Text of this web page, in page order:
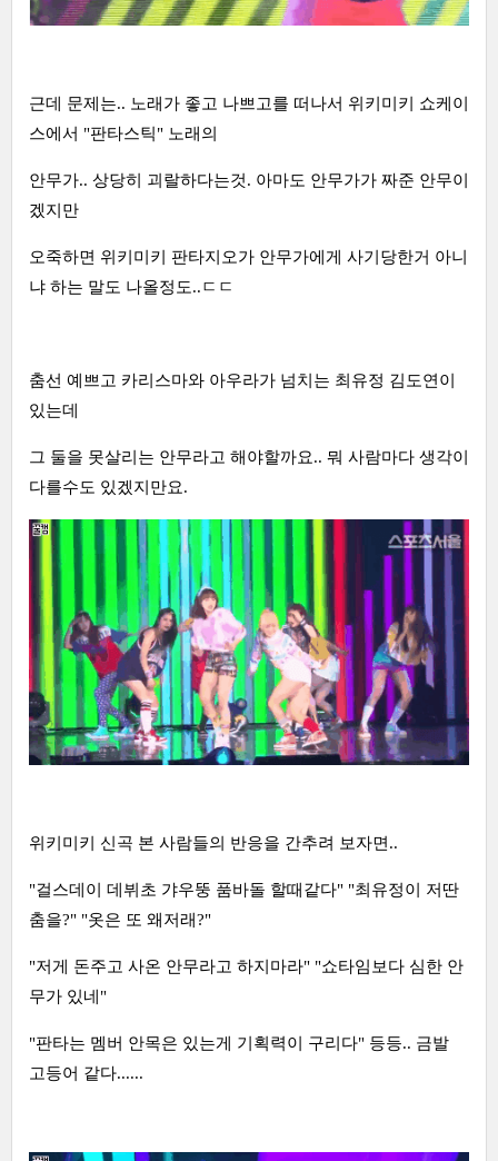
근데 문제는.. 노래가 좋고 나쁘고를 떠나서 위키미키 쇼케이
스에서 "판타스틱" 노래의
안무가.. 상당히 괴랄하다는것. 아마도 안무가가 짜준 안무이
겠지만
오죽하면 위키미키 판타지오가 안무가에게 사기당한거 아니
냐 하는 말도 나올정도..ㄷㄷ
춤선 예쁘고 카리스마와 아우라가 넘치는 최유정 김도연이
있는데
그 둘을 못살리는 안무라고 해야할까요.. 뭐 사람마다 생각이
다를수도 있겠지만요.
위키미키 신곡 본 사람들의 반응을 간추려 보자면..
"걸스데이 데뷔초 갸우뚱 품바돌 할때같다" "최유정이 저딴
춤을?" "옷은 또 왜저래?"
"저게 돈주고 사온 안무라고 하지마라" "쇼타임보다 심한 안
무가 있네"
"판타는 멤버 안목은 있는게 기획력이 구리다" 등등.. 금발
고등어 같다......